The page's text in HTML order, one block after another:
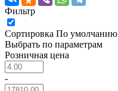
Фильтр
Сортировка По умолчанию
Выбрать по параметрам
Розничная цена
-